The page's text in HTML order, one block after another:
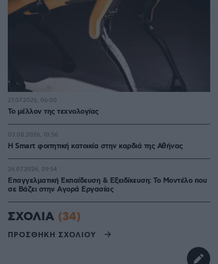
Το μέλλον της τεχνολογίας
27.07.2026, 06:00
Η Smart φοιτητική κατοικία στην καρδιά της Αθήνας
03.08.2026, 10:56
Επαγγελματική Εκπαίδευση & Εξειδίκευση: Το Mοντέλο που
σε Bάζει στην Aγορά Eργασίας
26.07.2026, 09:54
ΣΧΟΛΙΑ (34)
ΠΡΟΣΘΗΚΗ ΣΧΟΛΙΟΥ